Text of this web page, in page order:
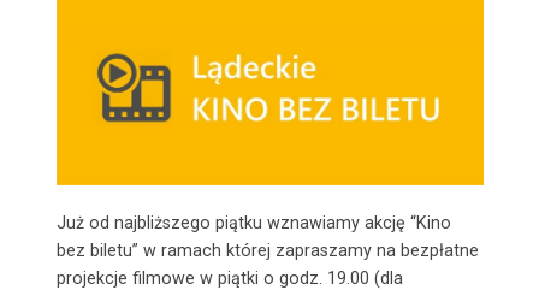
Już od najbliższego piątku wznawiamy akcję “Kino
bez biletu” w ramach której zapraszamy na bezpłatne
projekcje filmowe w piątki o godz. 19.00 (dla